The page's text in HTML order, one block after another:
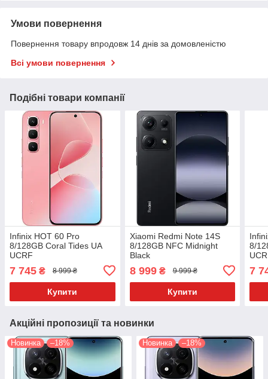
Умови повернення
Повернення товару впродовж 14 днів за домовленістю
Всі умови повернення
Подібні товари компанії
Infinix HOT 60 Pro
8/128GB Coral Tides UA
UCRF
7 745 ₴ 8 999 ₴
Купити
Xiaomi Redmi Note 14S
8/128GB NFC Midnight
Black
8 999₴ 9 999 ₴
Купити
8/
7
Акційні пропозиції та новинки
Новинка –18% Новинка –18%